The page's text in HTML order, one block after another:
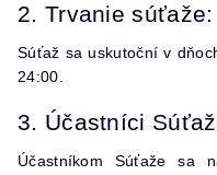
2. Trvanie súťaže:
Súťaž sa uskutoční v
24:00.
3. Účastníci
Účastníkom Súťaže sa